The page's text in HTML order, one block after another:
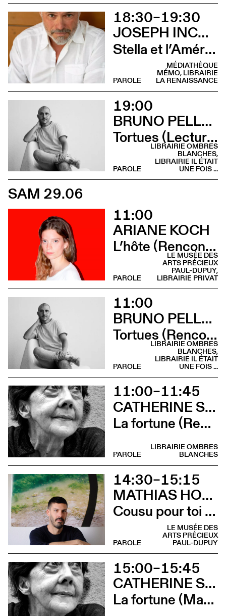
18:30–19:30
JOSEPH INCARDONA
Stella et l’Amérique (Rencontre)
MÉDIATHÈQUE
MÉMO, LIBRAIRIE
LA RENAISSANCE
PAROLE
19:00
BRUNO PELLEGRINO
Tortues (Lecture - Librairie Il était une fois …)
LIBRAIRIE OMBRES
BLANCHES,
LIBRAIRIE IL ÉTAIT
UNE FOIS ...
PAROLE
SAM 29.06
11:00
ARIANE KOCH
L’hôte (Rencontre - Librairie Privat)
LE MUSÉE DES
ARTS PRÉCIEUX
PAUL-DUPUY,
LIBRAIRIE PRIVAT
PAROLE
11:00
BRUNO PELLEGRINO
Tortues (Rencontre - Librairie Ombres Blanches)
LIBRAIRIE OMBRES
BLANCHES,
LIBRAIRIE IL ÉTAIT
UNE FOIS ...
PAROLE
11:00–11:45
CATHERINE SAFONOFF
La fortune (Rencontre)
LIBRAIRIE OMBRES
BLANCHES
PAROLE
14:30–15:15
MATHIAS HOWALD
Cousu pour toi (Rencontre avec Mathias Chaillot, Tom Crewe et Mathias Howald)
LE MUSÉE DES
ARTS PRÉCIEUX
PAUL-DUPUY
PAROLE
15:00–15:45
CATHERINE SAFONOFF
La fortune (Marie Bunel lit La fortune de Catherine Safonoff)